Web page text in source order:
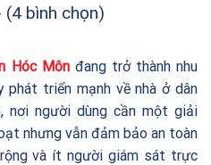
bình chọn)
Hóc Môn đang trở thành nhu
triển mạnh về nhà ở dân
nơi người dùng cần một giải
nhưng vẫn đảm bảo an toàn
và ít người giám sát trực